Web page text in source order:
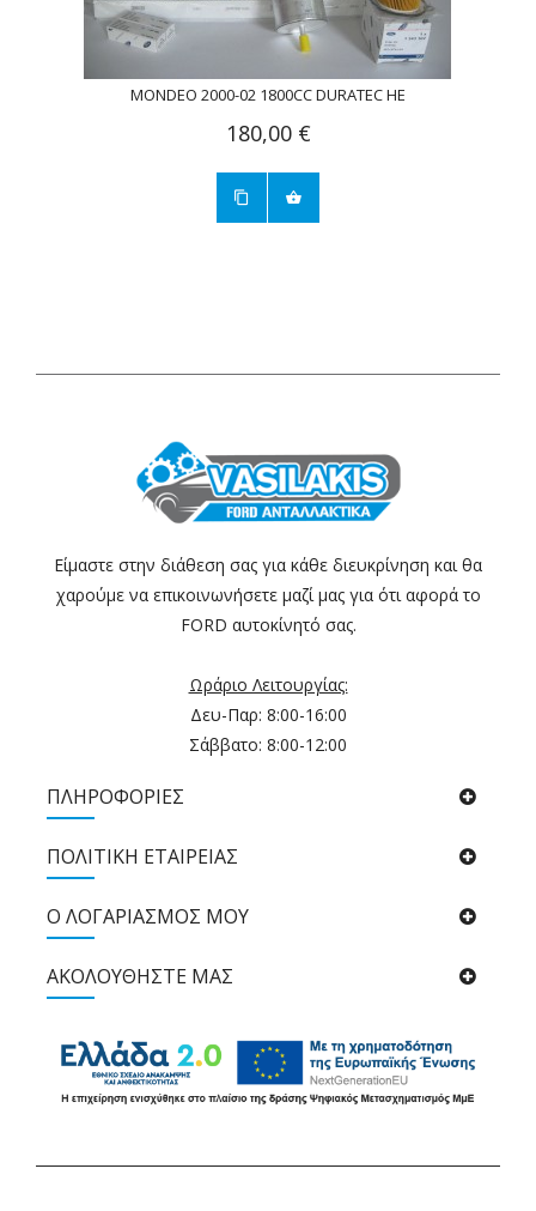
MONDEO 2000-02 1800CC DURATEC HE
180,00 €
Είμαστε στην διάθεση σας για κάθε διευκρίνηση και θα
χαρούμε να επικοινωνήσετε μαζί μας για ότι αφορά το
FORD αυτοκίνητό σας.
Ωράριο Λειτουργίας:
Δευ-Παρ: 8:00-16:00
Σάββατο: 8:00-12:00
ΠΛΗΡΟΦΟΡΙΕΣ
ΠΟΛΙΤΙΚΉ ΕΤΑΙΡΕΊΑΣ
Ο ΛΟΓΑΡΙΑΣΜΟΣ ΜΟΥ
ΑΚΟΛΟΥΘΉΣΤΕ ΜΑΣ